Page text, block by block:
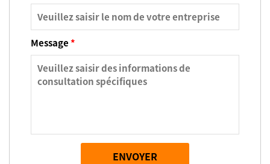
Message*
ENVOYER